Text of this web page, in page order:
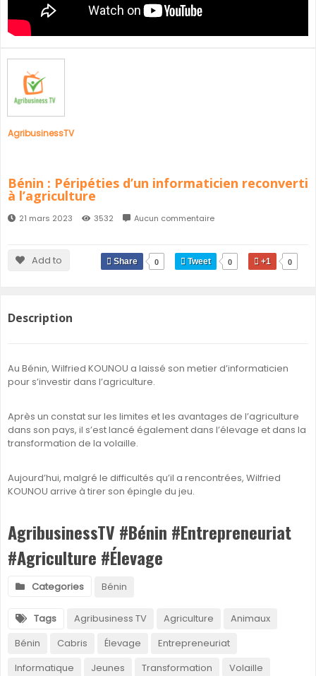
GHANA
GUINÉE
AgribusinessTV
Bénin : Péripéties d’un informaticien reconverti
à l’agriculture
21 mars 2023 3532 Aucun commentaire
Add to Share 0 Tweet 0 +1 0
Description
Au Bénin, Wilfried KOUNOU a laissé son metier d’informaticien
pour s’investir dans l’agriculture.
Après un constat sur les limites et les avantages de l’agriculture
dans son pays, il s’est lancé également dans l’élevage et dans la
transformation de la volaille.
Aujourd’hui, malgré le difficultés qu’il a rencontrées, Wilfried
KOUNOU arrive à tirer son épingle du jeu.
AgribusinessTV #Bénin #Entrepreneuriat
#Agriculture #Élevage
Categories Bénin
Tags Agribusiness TV Agriculture
Animaux
Bénin
Cabris Élevage
Entrepreneuriat
Informatique
Jeunes Transformation Volaille